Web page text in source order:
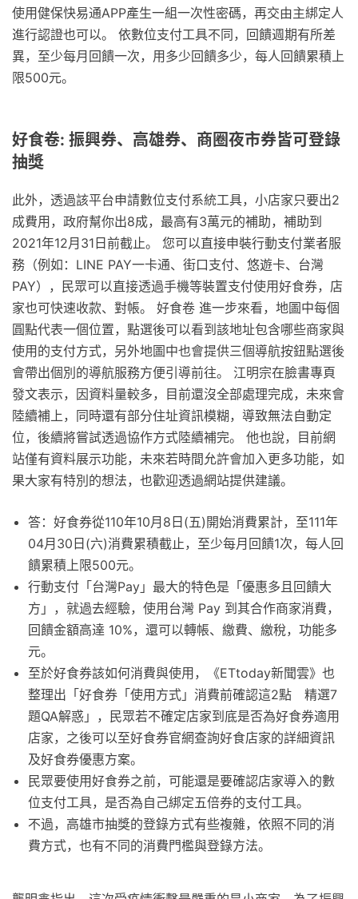
使用健保快易通APP產生一組一次性密碼，再交由主綁定人
進行認證也可以。 依數位支付工具不同，回饋週期有所差
異，至少每月回饋一次，用多少回饋多少，每人回饋累積上
限500元。
好食卷: 振興券、高雄券、商圈夜市券皆可登錄
抽獎
此外，透過該平台申請數位支付系統工具，小店家只要出2
成費用，政府幫你出8成，最高有3萬元的補助，補助到
2021年12月31日前截止。 您可以直接申裝行動支付業者服
務（例如：LINE PAY一卡通、街口支付、悠遊卡、台灣
PAY），民眾可以直接透過手機等裝置支付使用好食券，店
家也可快速收款、對帳。 好食卷 進一步來看，地圖中每個
圓點代表一個位置，點選後可以看到該地址包含哪些商家與
使用的支付方式，另外地圖中也會提供三個導航按鈕點選後
會帶出個別的導航服務方便引導前往。 江明宗在臉書專頁
發文表示，因資料量較多，目前還沒全部處理完成，未來會
陸續補上，同時還有部分住址資訊模糊，導致無法自動定
位，後續將嘗試透過協作方式陸續補完。 他也說，目前網
站僅有資料展示功能，未來若時間允許會加入更多功能，如
果大家有特別的想法，也歡迎透過網站提供建議。
答：好食券從110年10月8日(五)開始消費累計，至111年
04月30日(六)消費累積截止，至少每月回饋1次，每人回
饋累積上限500元。
行動支付「台灣Pay」最大的特色是「優惠多且回饋大
方」，就過去經驗，使用台灣 Pay 到其合作商家消費，
回饋金額高達 10%，還可以轉帳、繳費、繳稅，功能多
元。
至於好食券該如何消費與使用，《ETtoday新聞雲》也
整理出「好食券「使用方式」消費前確認這2點 精選7
題QA解惑」，民眾若不確定店家到底是否為好食券適用
店家，之後可以至好食券官網查詢好食店家的詳細資訊
及好食券優惠方案。
民眾要使用好食券之前，可能還是要確認店家導入的數
位支付工具，是否為自己綁定五倍券的支付工具。
不過，高雄市抽獎的登錄方式有些複雜，依照不同的消
費方式，也有不同的消費門檻與登錄方法。